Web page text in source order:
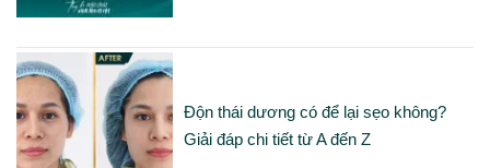
Độn thái dương có để lại sẹo không?
Giải đáp chi tiết từ A đến Z